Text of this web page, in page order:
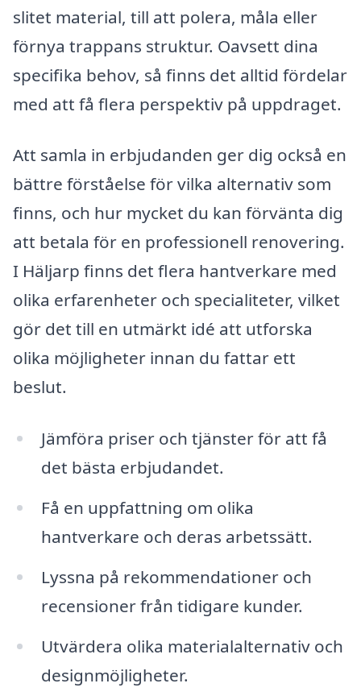
slitet material, till att polera, måla eller
förnya trappans struktur. Oavsett dina
specifika behov, så finns det alltid fördelar
med att få flera perspektiv på uppdraget.
Att samla in erbjudanden ger dig också en
bättre förståelse för vilka alternativ som
finns, och hur mycket du kan förvänta dig
att betala för en professionell renovering.
I Häljarp finns det flera hantverkare med
olika erfarenheter och specialiteter, vilket
gör det till en utmärkt idé att utforska
olika möjligheter innan du fattar ett
beslut.
Jämföra priser och tjänster för att få
det bästa erbjudandet.
Få en uppfattning om olika
hantverkare och deras arbetssätt.
Lyssna på rekommendationer och
recensioner från tidigare kunder.
Utvärdera olika materialalternativ och
designmöjligheter.